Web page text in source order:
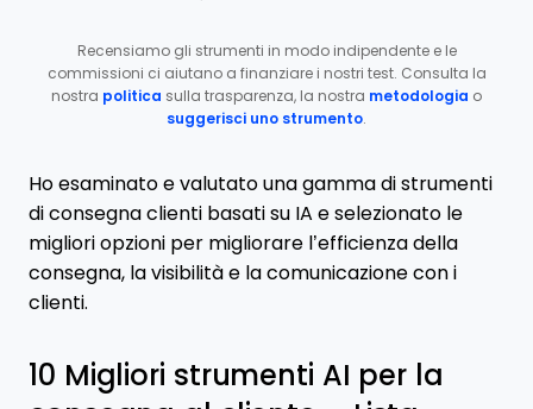
Recensiamo gli strumenti in modo indipendente e le
commissioni ci aiutano a finanziare i nostri test. Consulta la
nostra politica sulla trasparenza, la nostra metodologia o
suggerisci uno strumento.
Ho esaminato e valutato una gamma di strumenti
di consegna clienti basati su IA e selezionato le
migliori opzioni per migliorare l’efficienza della
consegna, la visibilità e la comunicazione con i
clienti.
10 Migliori strumenti AI per la